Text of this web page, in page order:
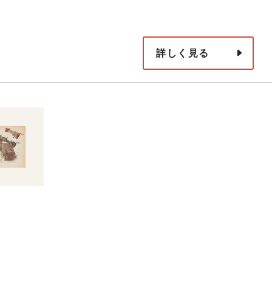
詳しく見る